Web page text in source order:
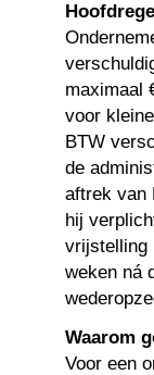
maximaal
voor
BTW
de
aftrek van
hij
vrijstelling
weken ná
Waarom
Voor een